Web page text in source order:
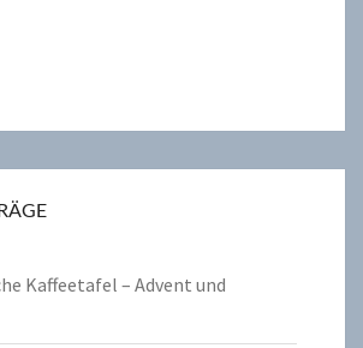
Kaffeetafel – Advent und